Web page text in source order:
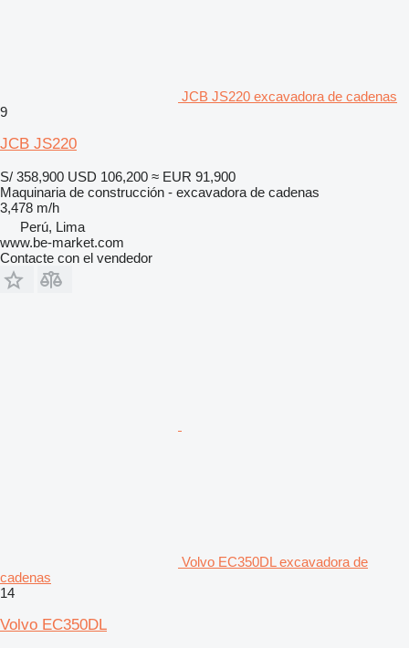
JCB JS220 excavadora de cadenas
9
JCB JS220
S/ 358,900 USD 106,200 ≈ EUR 91,900
Maquinaria de construcción - excavadora de cadenas
3,478 m/h
Perú, Lima
www.be-market.com
Contacte con el vendedor
Volvo EC350DL excavadora de
cadenas
14
Volvo EC350DL